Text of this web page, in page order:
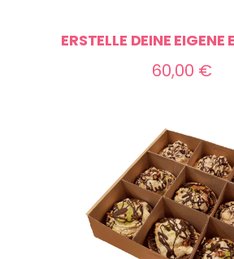
ERSTELLE DEINE EIGENE
60,00 €